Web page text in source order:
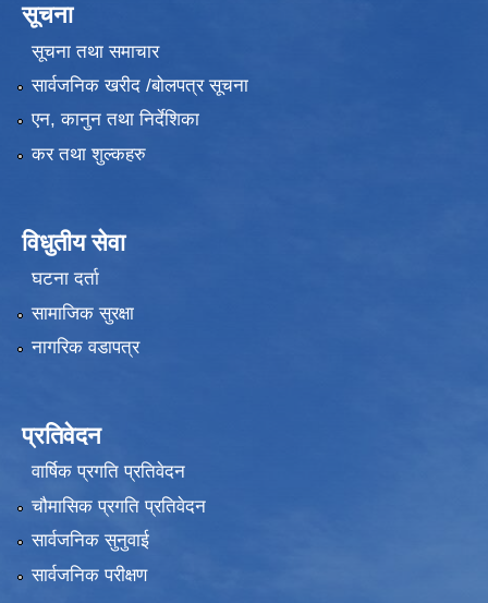
सूचना
सूचना तथा समाचार
सार्वजनिक खरीद /बोलपत्र सूचना
एन, कानुन तथा निर्देशिका
कर तथा शुल्कहरु
विधुतीय सेवा
घटना दर्ता
सामाजिक सुरक्षा
नागरिक वडापत्र
प्रतिवेदन
वार्षिक प्रगति प्रतिवेदन
चौमासिक प्रगति प्रतिवेदन
सार्वजनिक सुनुवाई
सार्वजनिक परीक्षण